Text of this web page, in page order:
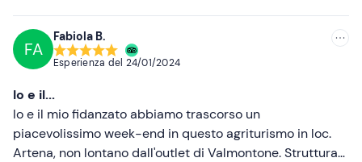
essenziale ma buonissima anche quella, il prezzo è
abbordabile, la piscina pulita e tenuta bene così come
l’idromassaggio che abbiamo avuto ad uso esclusivo per
oltre un’ora. Un oasi di pace, ritorneremo sicuramente😍
FA
Fabiola B.
Esperienza del 24/01/2024
Io e il...
Io e il mio fidanzato abbiamo trascorso un
piacevolissimo week-end in questo agriturismo in loc.
Artena, non lontano dall'outlet di Valmontone. Struttura